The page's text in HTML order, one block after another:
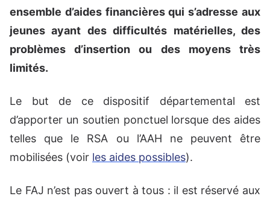
ensemble d’aides financières qui s’adresse aux
jeunes ayant des difficultés matérielles, des
problèmes d’insertion ou des moyens très
limités.
Le but de ce dispositif départemental est
d’apporter un soutien ponctuel lorsque des aides
telles que le RSA ou l’AAH ne peuvent être
mobilisées (voir les aides possibles).
Le FAJ n’est pas ouvert à tous : il est réservé aux